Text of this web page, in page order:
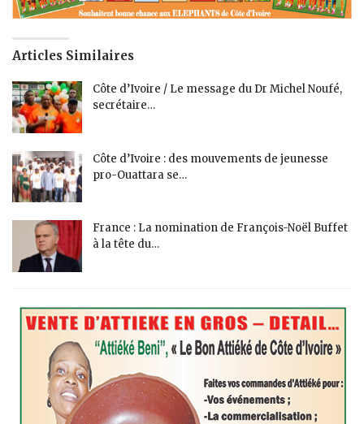
Articles Similaires
Côte d’Ivoire / Le message du Dr Michel Noufé,
secrétaire…
Côte d’Ivoire : des mouvements de jeunesse
pro-Ouattara se…
France : La nomination de François-Noël Buffet
à la tête du…